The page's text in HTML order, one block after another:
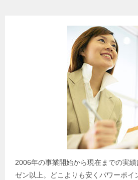
2006年の事業開始から現在までの実
ゼン以上。どこよりも安くパワーポイ